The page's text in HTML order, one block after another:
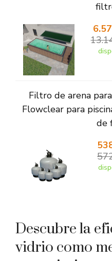
Filtro de arena
Flowclear para
de
Descubre la
vidrio como